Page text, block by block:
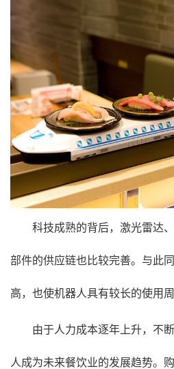
科技成熟的背后，激光雷达
部件的供应链也比较完善。与此
高，也使机器人具有较长的使用
由于人力成本逐年上升，不
人成为未来餐饮业的发展趋势。